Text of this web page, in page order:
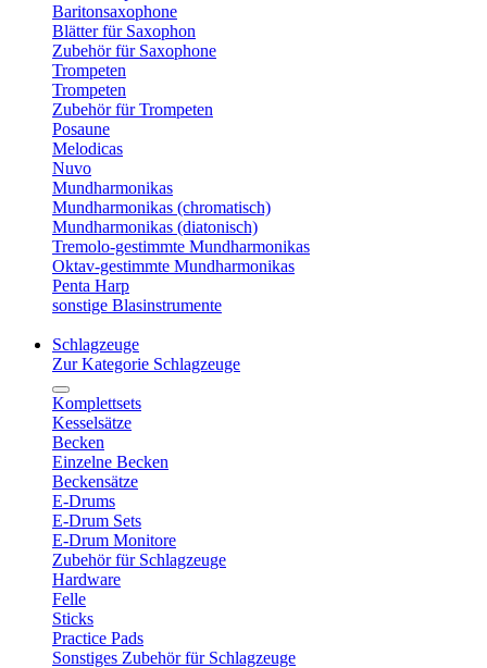
Baritonsaxophone
Blätter für Saxophon
Zubehör für Saxophone
Trompeten
Trompeten
Zubehör für Trompeten
Posaune
Melodicas
Nuvo
Mundharmonikas
Mundharmonikas (chromatisch)
Mundharmonikas (diatonisch)
Tremolo-gestimmte Mundharmonikas
Oktav-gestimmte Mundharmonikas
Penta Harp
sonstige Blasinstrumente
Schlagzeuge
Zur Kategorie Schlagzeuge
Komplettsets
Kesselsätze
Becken
Einzelne Becken
Beckensätze
E-Drums
E-Drum Sets
E-Drum Monitore
Zubehör für Schlagzeuge
Hardware
Felle
Sticks
Practice Pads
Sonstiges Zubehör für Schlagzeuge